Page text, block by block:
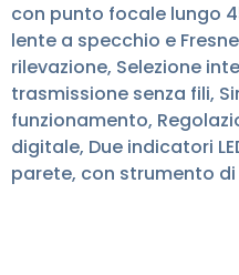
con punto focale lungo
lente a specchio e
rilevazione, Selezione
trasmissione senza fili,
funzionamento,
digitale, Due indicatori
parete, con strumento